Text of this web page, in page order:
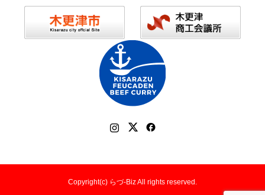
Copyright(c) らづ-Biz All rights reserved.